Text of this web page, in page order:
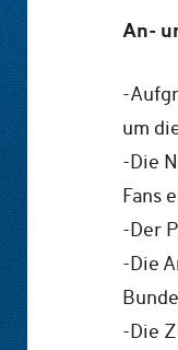
An-
-
um
-Die
Fans
-Der
-Die
-Die